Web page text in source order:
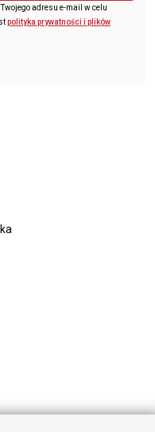
adresu e-mail w celu
polityka prywatności i plików